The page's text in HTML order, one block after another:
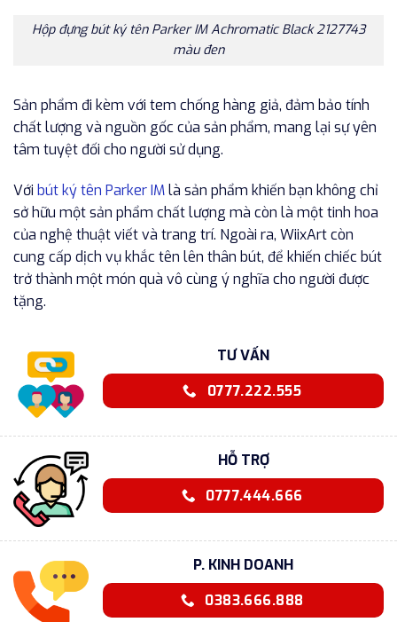
Hộp đựng bút ký tên Parker IM Achromatic Black 2127743
màu đen
Sản phẩm đi kèm với tem chống hàng giả, đảm bảo tính
chất lượng và nguồn gốc của sản phẩm, mang lại sự yên
tâm tuyệt đối cho người sử dụng.
Với bút ký tên Parker IMlà sản phẩm khiến bạn không chỉ
sở hữu một sản phẩm chất lượng mà còn là một tinh hoa
của nghệ thuật viết và trang trí. Ngoài ra, WiixArt còn
cung cấp dịch vụ khắc tên lên thân bút, để khiến chiếc bút
trở thành một món quà vô cùng ý nghĩa cho người được
tặng.
TƯ VẤN
0777.222.555
HỖ TRỢ
0777.444.666
P. KINH DOANH
0383.666.888